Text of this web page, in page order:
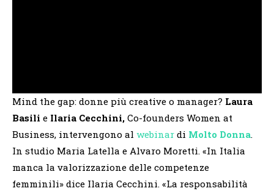
Mind the gap: donne più creative o manager? Laura
Basili e Ilaria Cecchini, Co-founders Women at
Business, intervengono al webinar di Molto Donna.
In studio Maria Latella e Alvaro Moretti. «In Italia
manca la valorizzazione delle competenze
femminili» dice Ilaria Cecchini. «La responsabilità